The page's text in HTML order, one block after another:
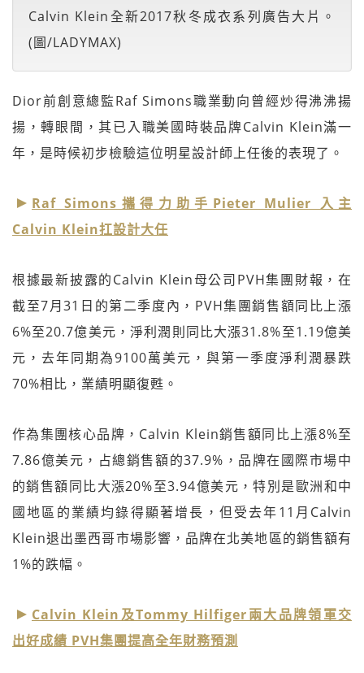
Calvin Klein全新2017秋冬成衣系列廣告大片。
(圖/LADYMAX)
Dior前創意總監Raf Simons職業動向曾經炒得沸沸揚
揚，轉眼間，其已入職美國時裝品牌Calvin Klein滿一
年，是時候初步檢驗這位明星設計師上任後的表現了。
Raf Simons攜得力助手Pieter Mulier 入主
Calvin Klein扛設計大任
根據最新披露的Calvin Klein母公司PVH集團財報，在
截至7月31日的第二季度內，PVH集團銷售額同比上漲
6%至20.7億美元，淨利潤則同比大漲31.8%至1.19億美
元，去年同期為9100萬美元，與第一季度淨利潤暴跌
70%相比，業績明顯復甦。
作為集團核心品牌，Calvin Klein銷售額同比上漲8%至
7.86億美元，占總銷售額的37.9%，品牌在國際市場中
的銷售額同比大漲20%至3.94億美元，特別是歐洲和中
國地區的業績均錄得顯著增長，但受去年11月Calvin
Klein退出墨西哥市場影響，品牌在北美地區的銷售額有
1%的跌幅。
Calvin Klein及Tommy Hilfiger兩大品牌領軍交
出好成績 PVH集團提高全年財務預測